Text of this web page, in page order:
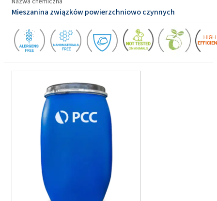
Mieszanina związków powierzchniowo czynnych